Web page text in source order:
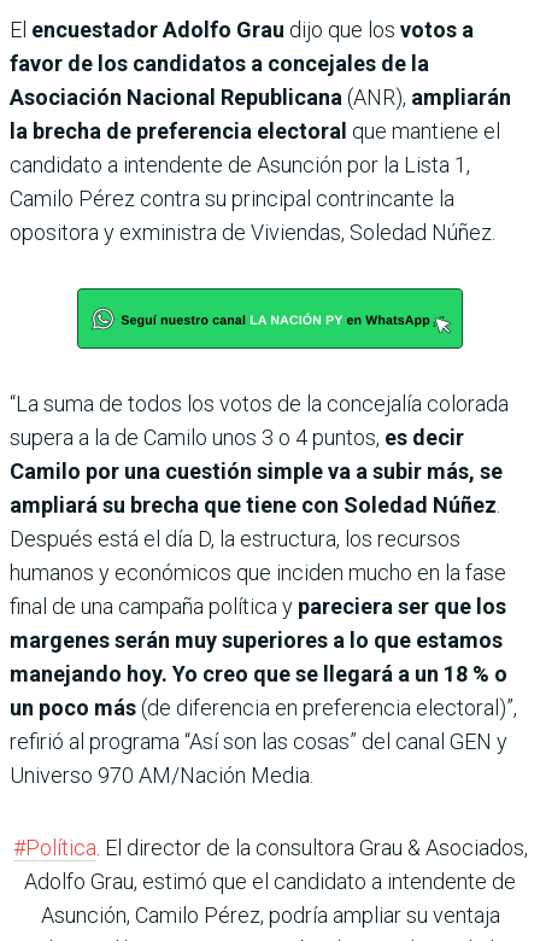
El encuestador Adolfo Grau dijo que los votos a
favor de los candidatos a concejales de la
Asociación Nacional Republicana(ANR), ampliarán
la brecha de preferencia electoral que mantiene el
candidato a intendente de Asunción por la Lista 1,
Camilo Pérez contra su principal contrincante la
opositora y exministra de Viviendas, Soledad Núñez.
“La suma de todos los votos de la concejalía colorada
supera a la de Camilo unos 3 o 4 puntos, es decir
Camilo por una cuestión simple va a subir más, se
ampliará su brecha que tiene con Soledad Núñez.
Después está el día D, la estructura, los recursos
humanos y económicos que inciden mucho en la fase
final de una campaña política y pareciera ser que los
margenes serán muy superiores a lo que estamos
manejando hoy. Yo creo que se llegará a un 18 % o
un poco más(de diferencia en preferencia electoral)”,
refirió al programa “Así son las cosas” del canal GEN y
Universo 970 AM/Nación Media.
#Política. El director de la consultora Grau & Asociados,
Adolfo Grau, estimó que el candidato a intendente de
Asunción, Camilo Pérez, podría ampliar su ventaja